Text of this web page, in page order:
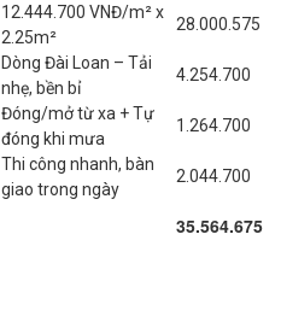
12.444.700 VNĐ/m² x
2.25m²
28.000.575
Dòng Đài Loan – Tải
nhẹ, bền bỉ
4.254.700
Đóng/mở từ xa + Tự
đóng khi mưa
1.264.700
Thi công nhanh, bàn
giao trong ngày
2.044.700
35.564.675